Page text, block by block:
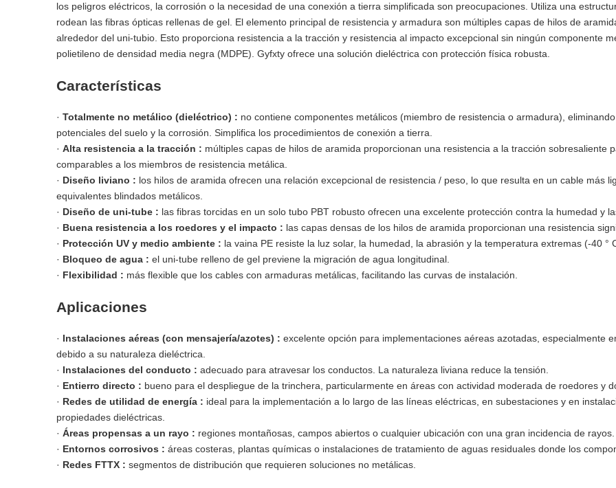
los peligros eléctricos, la corrosión o la necesidad de una conexión a tierra simplificada son preocupaciones. Utiliza una
rodean las fibras ópticas rellenas de gel. El elemento principal de resistencia y armadura son múltiples capas de hilos de
alrededor del uni-tubio. Esto proporciona resistencia a la tracción y resistencia al impacto excepcional sin ningún componente
polietileno de densidad media negra (MDPE). Gyfxty ofrece una solución dieléctrica con protección física robusta.
Características
· Totalmente no metálico (dieléctrico) : no contiene componentes metálicos (miembro de resistencia o armadura),
potenciales del suelo y la corrosión. Simplifica los procedimientos de conexión a tierra.
· Alta resistencia a la tracción : múltiples capas de hilos de aramida proporcionan una resistencia a la tracción sobresaliente
comparables a los miembros de resistencia metálica.
· Diseño liviano : los hilos de aramida ofrecen una relación excepcional de resistencia / peso, lo que resulta en un cable más
equivalentes blindados metálicos.
· Diseño de uni-tube : las fibras torcidas en un solo tubo PBT robusto ofrecen una excelente protección contra la humedad y
· Buena resistencia a los roedores y el impacto : las capas densas de los hilos de aramida proporcionan una resistencia
· Protección UV y medio ambiente : la vaina PE resiste la luz solar, la humedad, la abrasión y la temperatura extremas (-40 °
· Bloqueo de agua : el uni-tube relleno de gel previene la migración de agua longitudinal.
· Flexibilidad : más flexible que los cables con armaduras metálicas, facilitando las curvas de instalación.
Aplicaciones
· Instalaciones aéreas (con mensajería/azotes) : excelente opción para implementaciones aéreas azotadas, especialmente
debido a su naturaleza dieléctrica.
· Instalaciones del conducto : adecuado para atravesar los conductos. La naturaleza liviana reduce la tensión.
· Entierro directo : bueno para el despliegue de la trinchera, particularmente en áreas con actividad moderada de roedores y
· Redes de utilidad de energía : ideal para la implementación a lo largo de las líneas eléctricas, en subestaciones y en
propiedades dieléctricas.
· Áreas propensas a un rayo : regiones montañosas, campos abiertos o cualquier ubicación con una gran incidencia de rayos.
· Entornos corrosivos : áreas costeras, plantas químicas o instalaciones de tratamiento de aguas residuales donde los
· Redes FTTX : segmentos de distribución que requieren soluciones no metálicas.